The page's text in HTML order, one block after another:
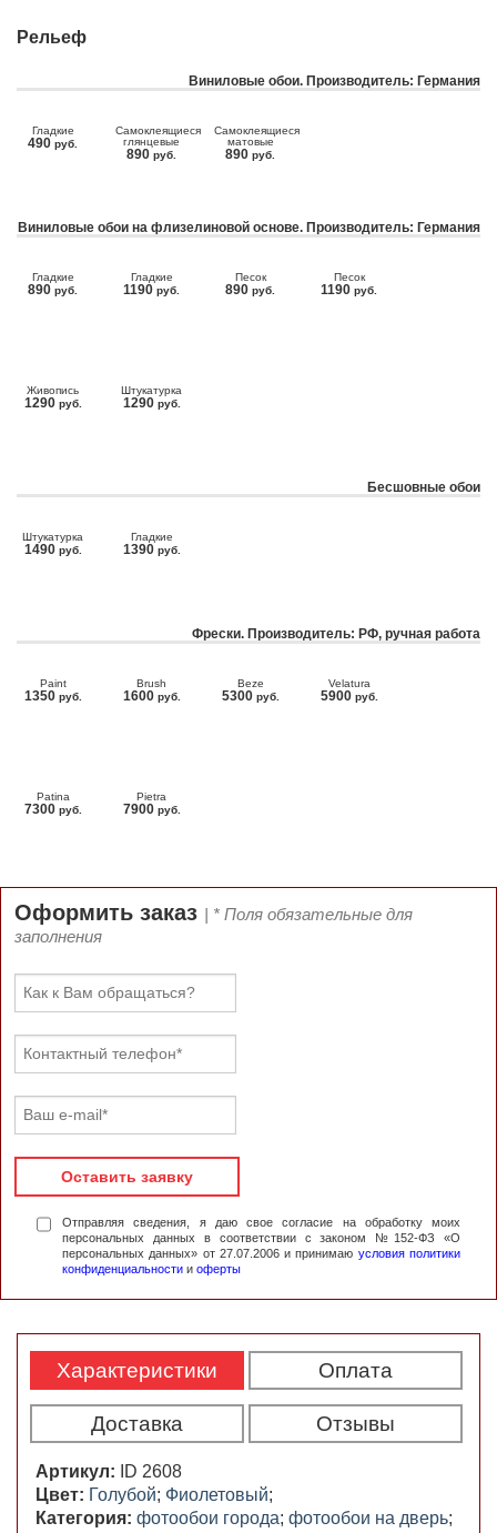
Рельеф
Виниловые обои. Производитель: Германия
Гладкие
490 руб.
Самоклеящиеся
глянцевые
890 руб.
Самоклеящиеся
матовые
890 руб.
Виниловые обои на флизелиновой основе. Производитель: Германия
Гладкие
890 руб.
Гладкие
1190 руб.
Песок
890 руб.
Песок
1190 руб.
Живопись
1290 руб.
Штукатурка
1290 руб.
Бесшовные обои
Штукатурка
1490 руб.
Гладкие
1390 руб.
Фрески. Производитель: РФ, ручная работа
Paint
1350 руб.
Brush
1600 руб.
Beze
5300 руб.
Velatura
5900 руб.
Patina
7300 руб.
Pietra
7900 руб.
Оформить заказ | * Поля обязательные для
заполнения
Оставить заявку
Отправляя сведения, я даю свое согласие на обработку моих
персональных данных в соответствии с законом №152-ФЗ «О
персональных данных» от 27.07.2006 и принимаю условия политики
конфиденциальности и оферты
Характеристики Оплата
Доставка Отзывы
Артикул:
ID 2608
Цвет: Голубой; Фиолетовый;
Категория: фотообои города; фотообои на дверь;